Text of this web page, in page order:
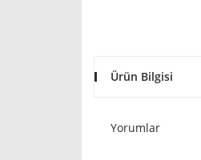
Ürün Bilgisi
Yorumlar